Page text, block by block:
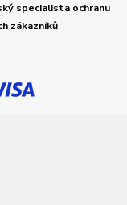
specialista ochranu
zákazníků